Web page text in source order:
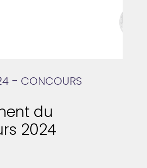
- CONCOURS
du
2024